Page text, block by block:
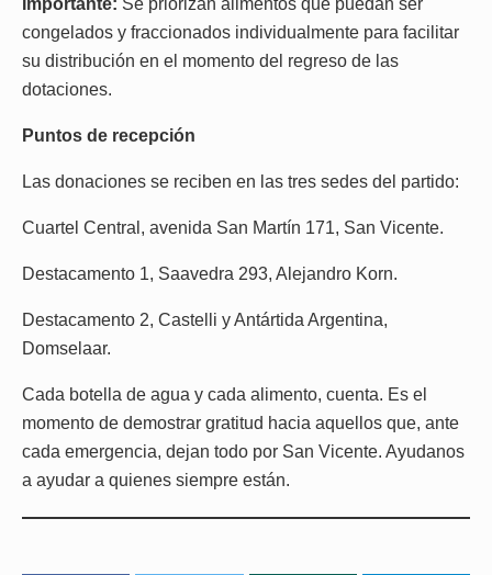
congelados y fraccionados individualmente para facilitar
su distribución en el momento del regreso de las
dotaciones.
Puntos de recepción
Las donaciones se reciben en las tres sedes del partido:
Cuartel Central, avenida San Martín 171, San Vicente.
Destacamento 1, Saavedra 293, Alejandro Korn.
Destacamento 2, Castelli y Antártida Argentina,
Domselaar.
Cada botella de agua y cada alimento, cuenta. Es el
momento de demostrar gratitud hacia aquellos que, ante
cada emergencia, dejan todo por San Vicente. Ayudanos
a ayudar a quienes siempre están.